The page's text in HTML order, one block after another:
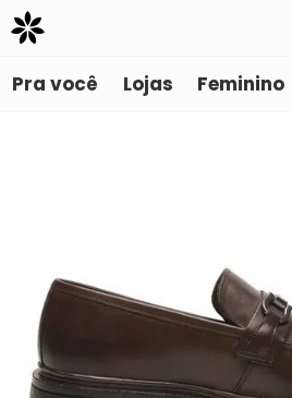
Pra você Lojas Feminino